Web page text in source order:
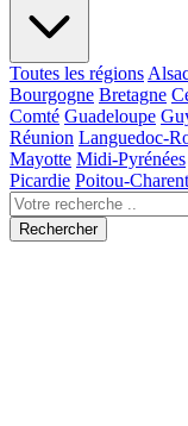
Toutes les régions
Bourgogne Bretagne
Comté Guadeloupe
Réunion Languedoc-
Mayotte Midi-Pyrénées
Picardie Poitou-
Rechercher